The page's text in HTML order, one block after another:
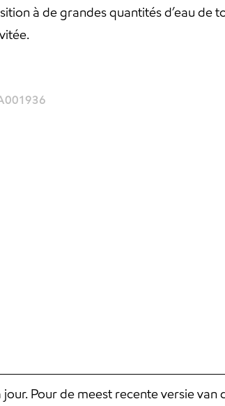
à de grandes quantités d’eau de
Pour de meest recente versie van